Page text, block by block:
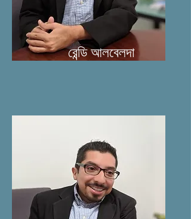
রেন্ডি আলবেলদা